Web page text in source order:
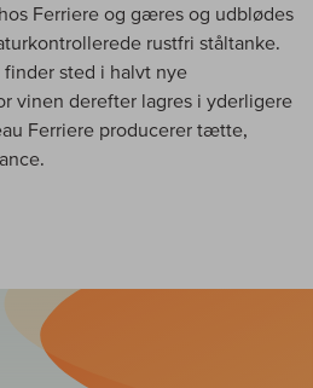
Ferriere og gæres og udblødes
rustfri ståltanke.
sted i halvt nye
vinen derefter lagres i yderligere
Ferriere producerer tætte,